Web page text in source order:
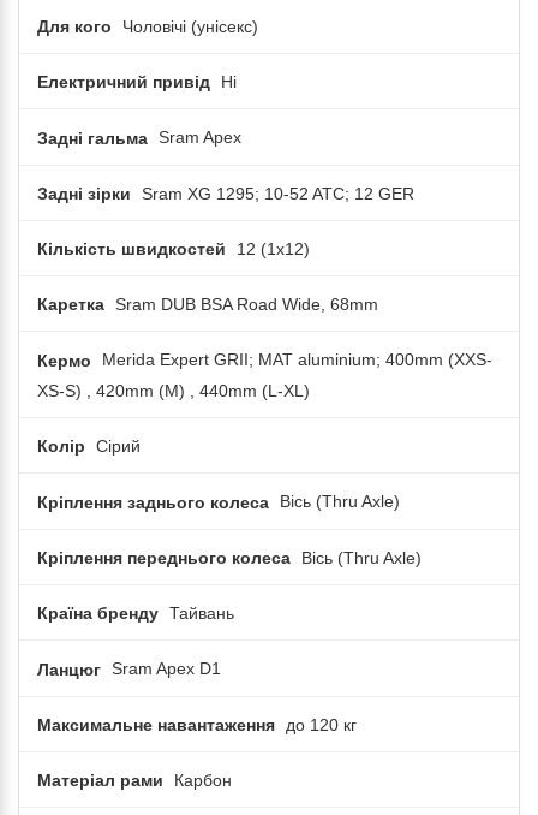
Для кого Чоловічі (унісекс)
Електричний привід Ні
Задні гальма Sram Apex
Задні зірки Sram XG 1295; 10-52 ATC; 12 GER
Кількість швидкостей 12 (1x12)
Каретка Sram DUB BSA Road Wide, 68mm
Кермо
Merida Expert GRII; MAT aluminium; 400mm (XXS-
XS-S) , 420mm (M) , 440mm (L-XL)
Колір Сірий
Кріплення заднього колеса Вісь (Thru Axle)
Кріплення переднього колеса Вісь (Thru Axle)
Країна бренду Тайвань
Ланцюг Sram Apex D1
Максимальне навантаження до 120 кг
Матеріал рами Карбон